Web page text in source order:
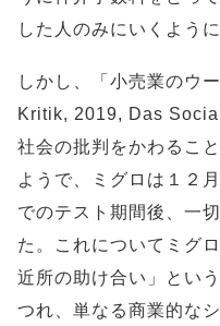
した人のみにいくよう
しかし、「小売業のウ
Kritik, 2019, Das
社会の批判をかわるこ
ようで、ミグロは１２
でのテスト期間後、一
た。これについてミグ
近所の助け合い」とい
つれ、単なる商業的な